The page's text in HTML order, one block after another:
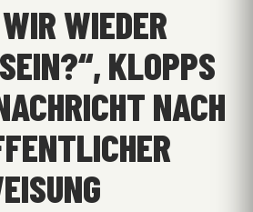
WIEDER
KLOPPS
NACH